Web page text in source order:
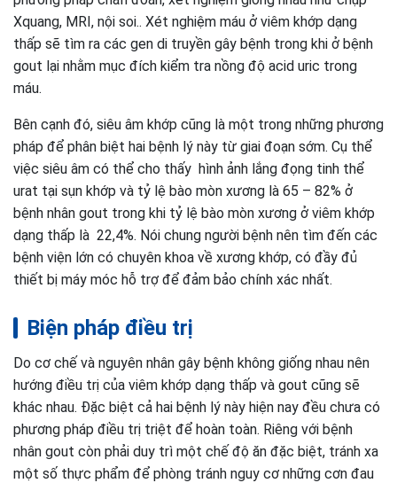
Xquang, MRI, nội soi.. Xét nghiệm máu ở viêm khớp dạng
thấp sẽ tìm ra các gen di truyền gây bệnh trong khi ở bệnh
gout lại nhằm mục đích kiểm tra nồng độ acid uric trong
máu.
Bên cạnh đó, siêu âm khớp cũng là một trong những phương
pháp để phân biệt hai bệnh lý này từ giai đoạn sớm. Cụ thể
việc siêu âm có thể cho thấy hình ảnh lắng đọng tinh thể
urat tại sụn khớp và tỷ lệ bào mòn xương là 65 – 82% ở
bệnh nhân gout trong khi tỷ lệ bào mòn xương ở viêm khớp
dạng thấp là 22,4%. Nói chung người bệnh nên tìm đến các
bệnh viện lớn có chuyên khoa về xương khớp, có đầy đủ
thiết bị máy móc hỗ trợ để đảm bảo chính xác nhất.
Biện pháp điều trị
Do cơ chế và nguyên nhân gây bệnh không giống nhau nên
hướng điều trị của viêm khớp dạng thấp và gout cũng sẽ
khác nhau. Đặc biệt cả hai bệnh lý này hiện nay đều chưa có
phương pháp điều trị triệt để hoàn toàn. Riêng với bệnh
nhân gout còn phải duy trì một chế độ ăn đặc biệt, tránh xa
một số thực phẩm để phòng tránh nguy cơ những cơn đau